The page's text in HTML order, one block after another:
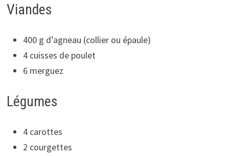
Viandes
400 g d’agneau (collier ou épaule)
4 cuisses de poulet
6 merguez
Légumes
4 carottes
2 courgettes